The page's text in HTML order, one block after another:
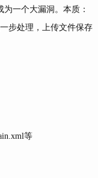
一个大漏洞。本质：
步处理，上传文件保存
等